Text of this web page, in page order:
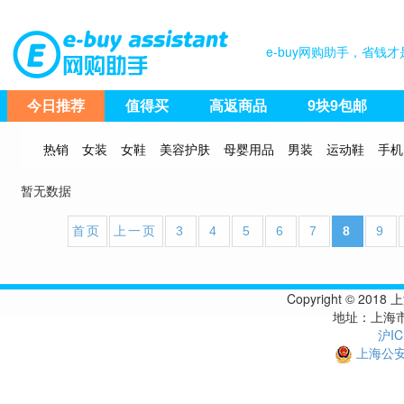
e-buy网购助手，省钱
今日推荐 值得买 高返商品 9块9包邮
热销 女装 女鞋 美容护肤 母婴用品 男装 运动鞋 手机
暂无数据
首页 上一页 3 4 5 6 7 8 9
Copyright © 2018
地址：上海
沪
上海公